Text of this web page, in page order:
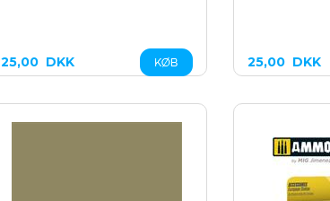
25,00 DKK 25,00DKK